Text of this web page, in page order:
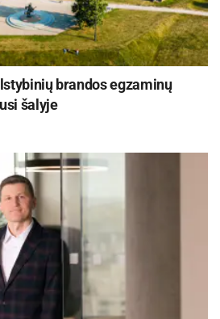
„Venipak“ grupę: stiprins pozicijas
sankcijos „Mere“ tinklo
ekonominio saugumo ir solidarumo
M. Sinkevičiaus planai –
Packaging“.
administracijos inf.
brandos egzaminų
šalyje